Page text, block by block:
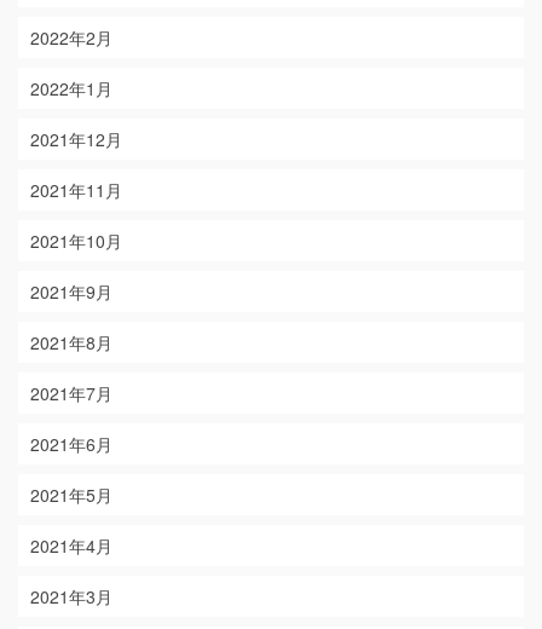
2022年2月
2022年1月
2021年12月
2021年11月
2021年10月
2021年9月
2021年8月
2021年7月
2021年6月
2021年5月
2021年4月
2021年3月